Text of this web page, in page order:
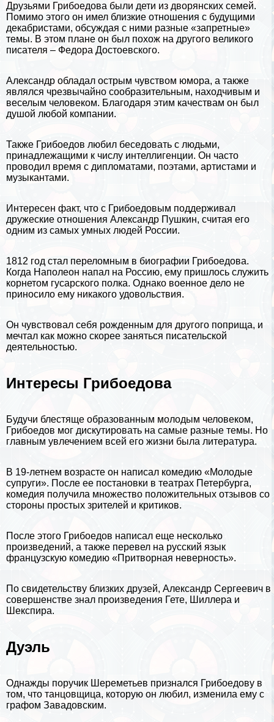
Друзьями Грибоедова были дети из дворянских семей.
Помимо этого он имел близкие отношения с будущими
декабристами, обсуждая с ними разные «запретные»
темы. В этом плане он был похож на другого великого
писателя – Федора Достоевского.
Александр обладал острым чувством юмора, а также
являлся чрезвычайно сообразительным, находчивым и
веселым человеком. Благодаря этим качествам он был
душой любой компании.
Также Грибоедов любил беседовать с людьми,
принадлежащими к числу интеллигенции. Он часто
проводил время с дипломатами, поэтами, артистами и
музыкантами.
Интересен факт, что с Грибоедовым поддерживал
дружеские отношения Александр Пушкин, считая его
одним из самых умных людей России.
1812 год стал переломным в биографии Грибоедова.
Когда Наполеон напал на Россию, ему пришлось служить
корнетом гусарского полка. Однако военное дело не
приносило ему никакого удовольствия.
Он чувствовал себя рожденным для другого поприща, и
мечтал как можно скорее заняться писательской
деятельностью.
Интересы Грибоедова
Будучи блестяще образованным молодым человеком,
Грибоедов мог дискутировать на самые разные темы. Но
главным увлечением всей его жизни была литература.
В 19-летнем возрасте он написал комедию «Молодые
супруги». После ее постановки в театрах Петербурга,
комедия получила множество положительных отзывов со
стороны простых зрителей и критиков.
После этого Грибоедов написал еще несколько
произведений, а также перевел на русский язык
французскую комедию «Притворная неверность».
По свидетельству близких друзей, Александр Сергеевич в
совершенстве знал произведения Гете, Шиллера и
Шекспира.
Дуэль
Однажды поручик Шереметьев признался Грибоедову в
том, что танцовщица, которую он любил, изменила ему с
графом Завадовским.